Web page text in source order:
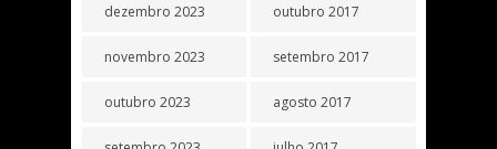
dezembro 2023
novembro 2023
outubro 2023
outubro 2017
setembro 2017
agosto 2017